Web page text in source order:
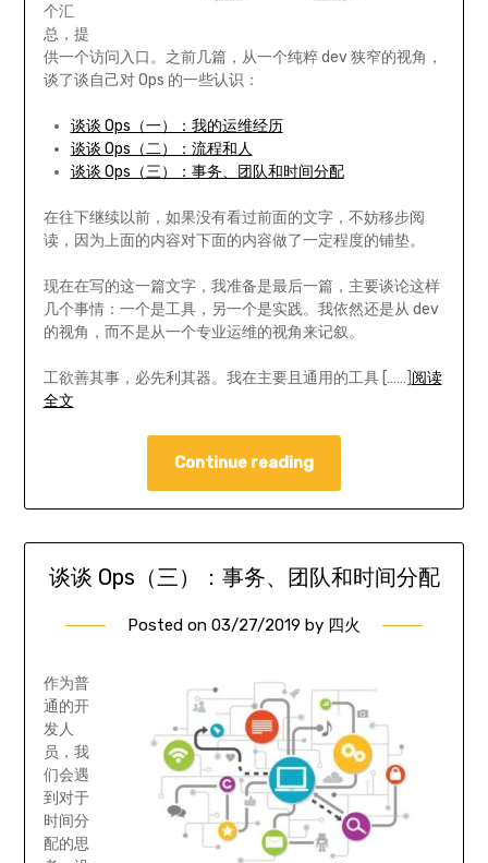
个汇
总，提
供一个访问入口。之前几篇，从一个纯粹 dev 狭窄的视角，
谈了谈自己对 Ops 的一些认识：
谈谈 Ops（一）：我的运维经历
谈谈 Ops（二）：流程和人
谈谈 Ops（三）：事务、团队和时间分配
在往下继续以前，如果没有看过前面的文字，不妨移步阅
读，因为上面的内容对下面的内容做了一定程度的铺垫。
现在在写的这一篇文字，我准备是最后一篇，主要谈论这样
几个事情：一个是工具，另一个是实践。我依然还是从 dev
的视角，而不是从一个专业运维的视角来记叙。
工欲善其事，必先利其器。我在主要且通用的工具 [……] 阅读
全文
Continue reading
谈谈 Ops（三）：事务、团队和时间分配
Posted on 03/27/2019 by 四火
作为普
通的开
发人
员，我
们会遇
到对于
时间分
配的思